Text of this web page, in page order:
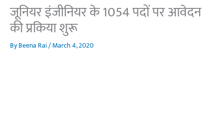
जूनियर इंजीनियर के 1054 पदों पर आवेदन
की प्रकिया शुरू
ByBeena Rai/March 4, 2020